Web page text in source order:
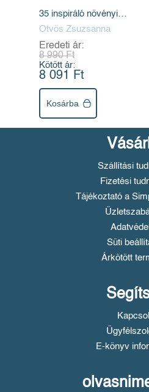
35 inspiráló növényi
alapú recept
Ötvös Zsuzsanna
Eredeti ár:
8 990 Ft
Kötött ár:
8 091 Ft
Kosárba
Szállítási
Fizetési
Tájékoztató a
Süti
Árkötött
E-könyv